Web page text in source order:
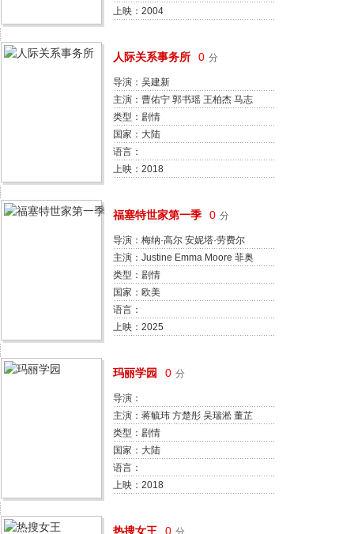
上映：2004
人际关系事务所 0 分
导演：吴建新
主演：曹佑宁 郭书瑶 王柏杰 马志
翔 阳靓 汤志伟 陈为民
类型：剧情
国家：大陆
语言：
上映：2018
福塞特世家第一季 0 分
导演：梅纳·高尔 安妮塔·劳费尔
主演：Justine Emma Moore 菲奥
娜·巴顿 约瑟特·西蒙 Rowan
Wallace Eleanor Jackson 尼娅·阿
诗 特里斯坦·斯特罗克 理查德·兰金
莎拉·亚历山大 Karl-James
丝·米德尔顿 埃莉诺·汤姆林森
类型：剧情
国家：欧美
语言：
上映：2025
玛丽学园 0 分
导演：
主演：蒋毓玮 方楚彤 吴瑞淞 董芷
依
类型：剧情
国家：大陆
语言：
上映：2018
热搜女王 0 分